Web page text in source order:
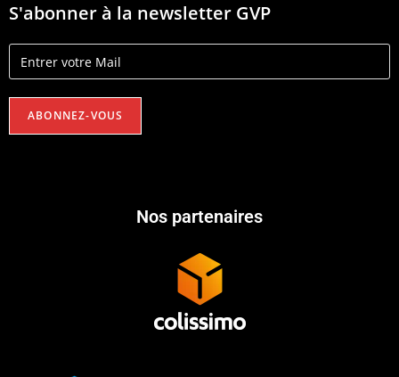
S'abonner à la newsletter GVP
Nos partenaires